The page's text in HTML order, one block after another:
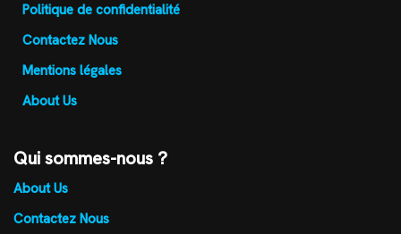
Politique de confidentialité
Contactez Nous
Mentions légales
About Us
Qui sommes-nous ?
About Us
Contactez Nous